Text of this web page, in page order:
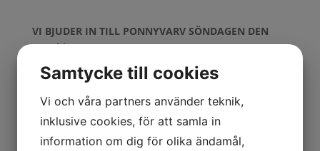
VI BJUDER IN TILL PONNYVARV SÖNDAGEN DEN
27/4 kl.12-14
Ingen föranmälan krävs.
Hjälm finns att låna. Kom i rejäla skor och
långbyxor.
SRS café kommer att hålla öppet så passa på att
Samtycke till cookies
Vi och våra partners använder teknik,
inklusive cookies, för att samla in
information om dig för olika ändamål,